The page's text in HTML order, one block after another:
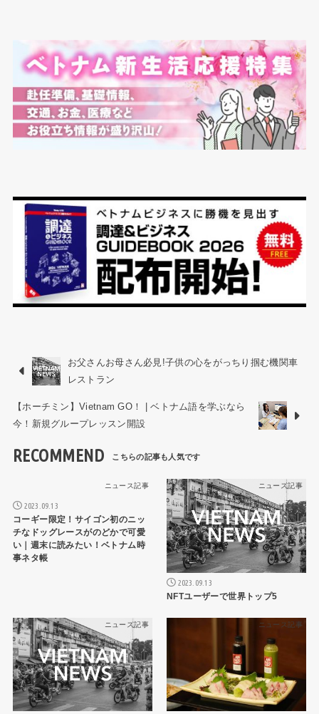
お父さんお母さん必見!子供の心をがっちり掴む機関車
レストラン
【ホーチミン】Vietnam GO！ | ベトナム語を学ぶなら
今！新規グループレッスン開設
RECOMMEND
ニュース記事
2023.09.13
コーギー限定！サイゴン初のニッ
チなドッグレースがのどかで可愛
い｜週末に読みたい！ベトナム時
事ネタ帳
ニュース記事
2023.09.13
NFTユーザーで世界トップ5
ニュース記事 ニュース記事